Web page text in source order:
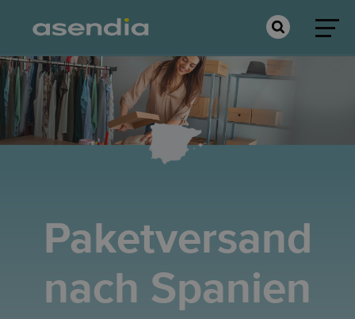
Paketversand
nach Spanien